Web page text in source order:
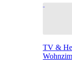
TV &